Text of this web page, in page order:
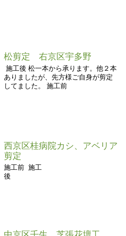
松剪定 右京区宇多野
施工後 松一本から承ります。他２本
ありましたが、先方様ご自身が剪定
してました。 施工前
西京区桂病院カシ、アベリア
剪定
施工前 施工
後